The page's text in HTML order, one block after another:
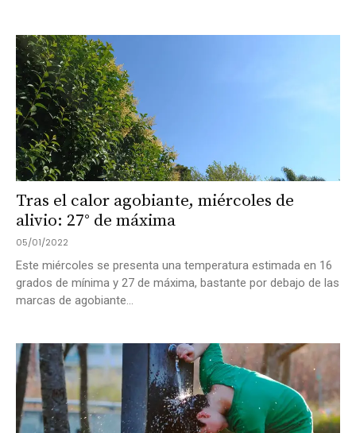
Tras el calor agobiante, miércoles de
alivio: 27° de máxima
05/01/2022
Este miércoles se presenta una temperatura estimada en 16
grados de mínima y 27 de máxima, bastante por debajo de las
marcas de agobiante...